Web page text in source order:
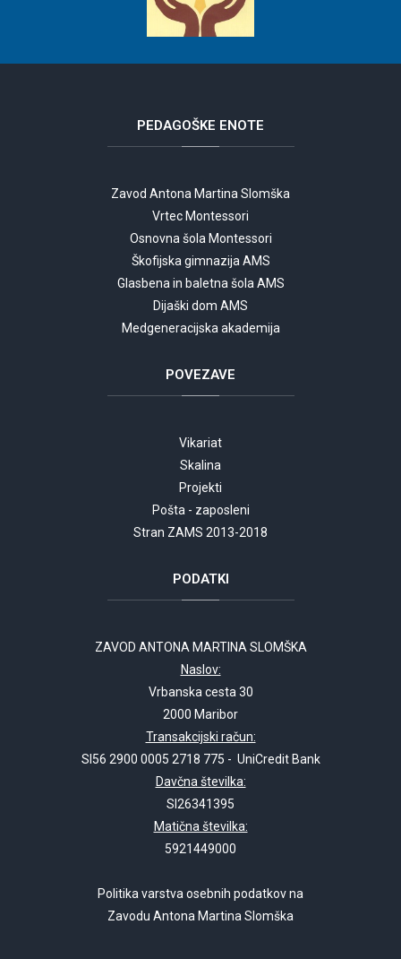
PEDAGOŠKE ENOTE
Zavod Antona Martina Slomška
Vrtec Montessori
Osnovna šola Montessori
Škofijska gimnazija AMS
Glasbena in baletna šola AMS
Dijaški dom AMS
Medgeneracijska akademija
POVEZAVE
Vikariat
Skalina
Projekti
Pošta - zaposleni
Stran ZAMS 2013-2018
PODATKI
ZAVOD ANTONA MARTINA SLOMŠKA
Naslov:
Vrbanska cesta 30
2000 Maribor
Transakcijski račun:
SI56 2900 0005 2718 775 - UniCredit Bank
Davčna številka:
SI26341395
Matična številka:
5921449000
Politika varstva osebnih podatkov na
Zavodu Antona Martina Slomška